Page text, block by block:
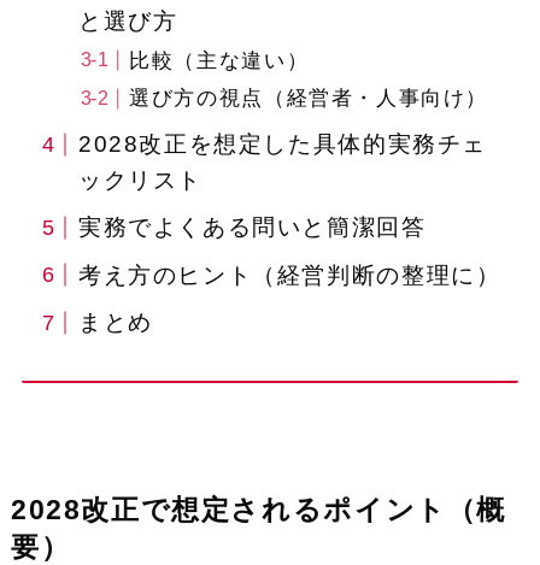
と選び方
比較（主な違い）
選び方の視点（経営者・人事向け）
2028改正を想定した具体的実務チェ
ックリスト
実務でよくある問いと簡潔回答
考え方のヒント（経営判断の整理に）
まとめ
2028改正で想定されるポイント（概
要）